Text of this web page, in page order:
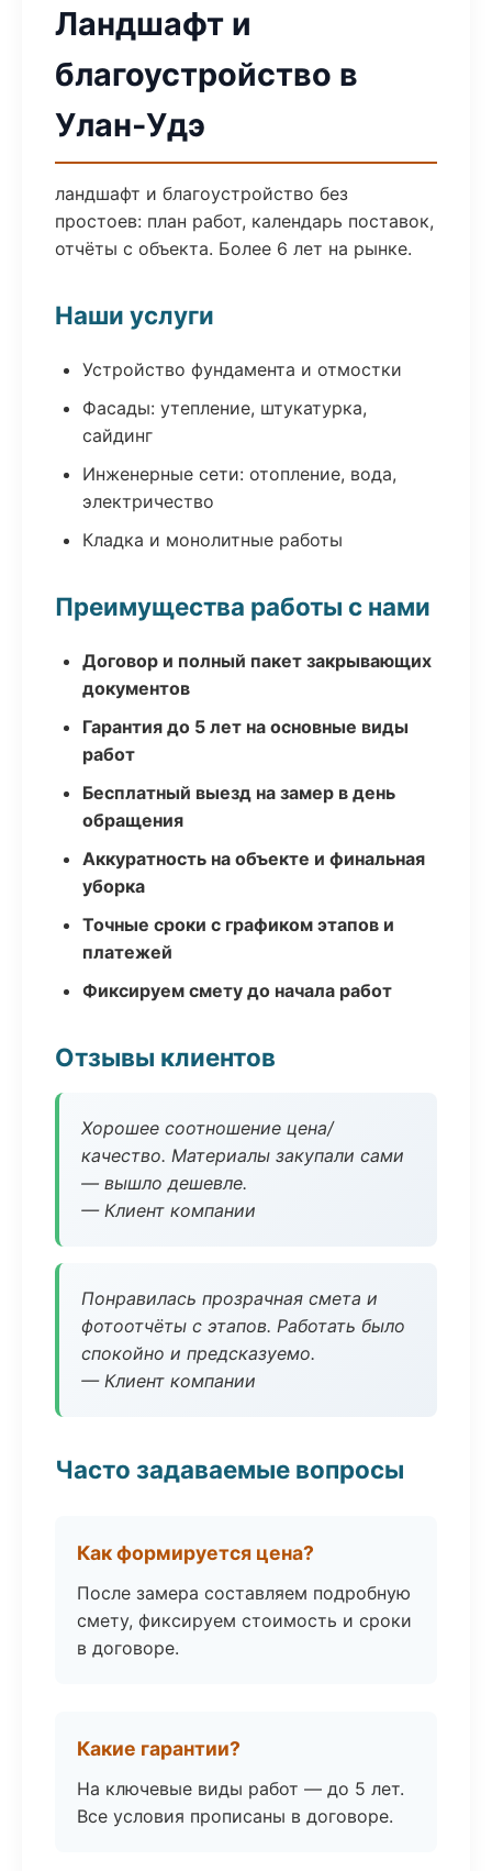
Ландшафт и
благоустройство в
Улан-Удэ
ландшафт и благоустройство без
простоев: план работ, календарь поставок,
отчёты с объекта. Более 6 лет на рынке.
Наши услуги
Устройство фундамента и отмостки
Фасады: утепление, штукатурка,
сайдинг
Инженерные сети: отопление, вода,
электричество
Кладка и монолитные работы
Преимущества работы с нами
Договор и полный пакет закрывающих
документов
Гарантия до 5 лет на основные виды
работ
Бесплатный выезд на замер в день
обращения
Аккуратность на объекте и финальная
уборка
Точные сроки с графиком этапов и
платежей
Фиксируем смету до начала работ
Отзывы клиентов
Хорошее соотношение цена/
качество. Материалы закупали сами
— вышло дешевле.
— Клиент компании
Понравилась прозрачная смета и
фотоотчёты с этапов. Работать было
спокойно и предсказуемо.
— Клиент компании
Часто задаваемые вопросы
Как формируется цена?
После замера составляем подробную
смету, фиксируем стоимость и сроки
в договоре.
Какие гарантии?
На ключевые виды работ — до 5 лет.
Все условия прописаны в договоре.